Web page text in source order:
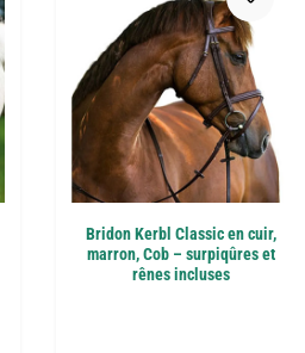
Bridon Kerbl Classic en cuir,
marron, Cob – surpiqûres et
rênes incluses